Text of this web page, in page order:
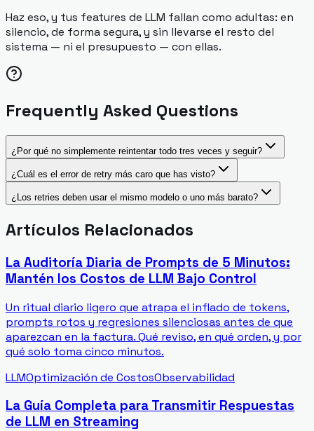
Haz eso, y tus features de LLM fallan como adultas: en
silencio, de forma segura, y sin llevarse el resto del
sistema — ni el presupuesto — con ellas.
Frequently Asked Questions
¿Por qué no simplemente reintentar todo tres veces y seguir?
¿Cuál es el error de retry más caro que has visto?
¿Los retries deben usar el mismo modelo o uno más barato?
Artículos Relacionados
La Auditoría Diaria de Prompts de 5 Minutos:
Mantén los Costos de LLM Bajo Control
Un ritual diario ligero que atrapa el inflado de tokens,
prompts rotos y regresiones silenciosas antes de que
aparezcan en la factura. Qué reviso, en qué orden, y por
qué solo toma cinco minutos.
LLMOptimización de CostosObservabilidad
La Guía Completa para Transmitir Respuestas
de LLM en Streaming